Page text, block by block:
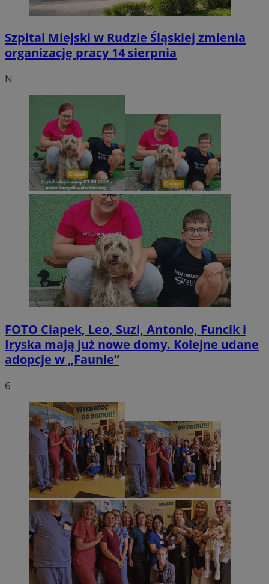
Szpital Miejski w Rudzie Śląskiej zmienia
organizację pracy 14 sierpnia
N
FOTO Ciapek, Leo, Suzi, Antonio, Funcik i
Iryska mają już nowe domy. Kolejne udane
adopcje w „Faunie”
6